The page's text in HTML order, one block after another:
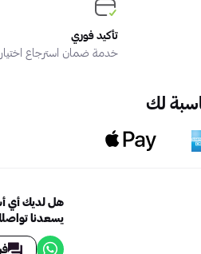
تأكيد فوري
خدمة ضمان استرجاع
لك
هل لديك أي
يسعدنا